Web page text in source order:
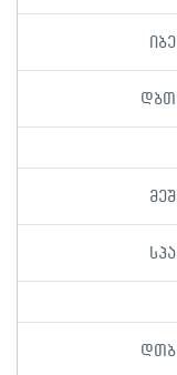
იბე
დბთ
მეშ
სპა
დთბ